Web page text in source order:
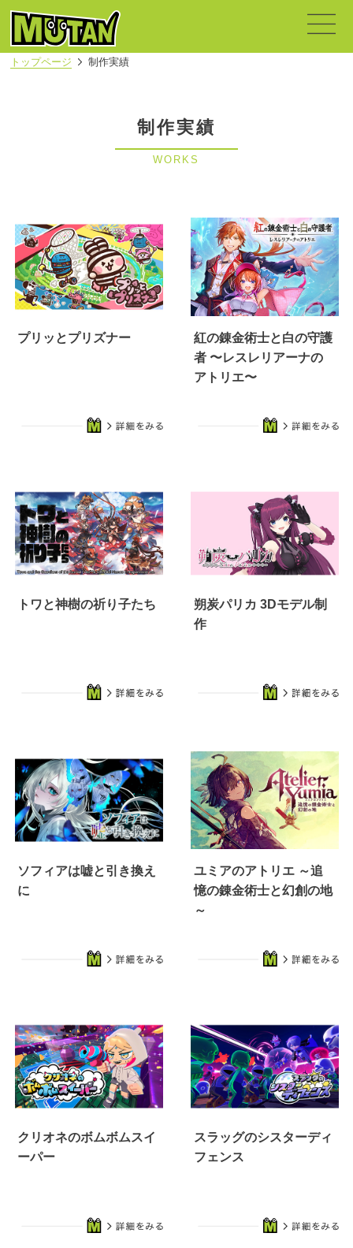
トップページ 制作実績
制作実績
WORKS
プリッとプリズナー
紅の錬金術士と白の守護
者 〜レスレリアーナの
アトリエ〜
トワと神樹の祈り子たち
朔炭パリカ 3Dモデル制
作
ソフィアは嘘と引き換え
に
ユミアのアトリエ ～追
憶の錬金術士と幻創の地
～
クリオネのボムボムスイ
ーパー
スラッグのシスターディ
フェンス